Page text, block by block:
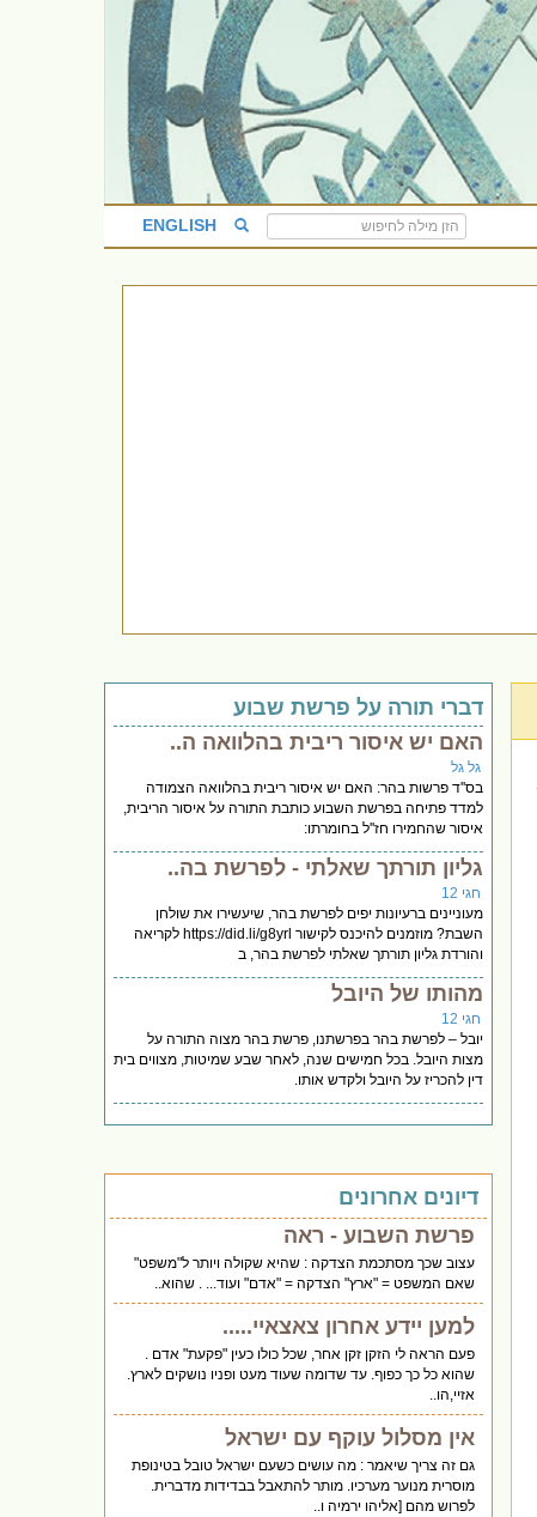
ENGLISH
דברי תורה על פרשת שבוע
האם יש איסור ריבית בהלוואה ה..
גל גל
בס''ד פרשות בהר: האם יש איסור ריבית בהלוואה הצמודה
למדד פתיחה בפרשת השבוע כותבת התורה על איסור הריבית,
איסור שהחמירו חז''ל בחומרתו:
גליון תורתך שאלתי - לפרשת בה..
חגי 12
מעוניינים ברעיונות יפים לפרשת בהר, שיעשירו את שולחן
השבת? מוזמנים להיכנס לקישור https://did.li/g8yrl לקריאה
והורדת גליון תורתך שאלתי לפרשת בהר, ב
מהותו של היובל
חגי 12
יובל – לפרשת בהר בפרשתנו, פרשת בהר מצוה התורה על
מצות היובל. בכל חמישים שנה, לאחר שבע שמיטות, מצווים בית
דין להכריז על היובל ולקדש אותו.
דיונים אחרונים
פרשת השבוע - ראה
עצוב שכך מסתכמת הצדקה : שהיא שקולה ויותר ל"משפט"
שאם המשפט = "ארץ" הצדקה = "אדם" ועוד... . שהוא..
למען יידע אחרון צאצאיי.....
פעם הראה לי הזקן זקן אחר, שכל כולו כעין "פקעת" אדם .
שהוא כל כך כפוף. עד שדומה שעוד מעט ופניו נושקים לארץ.
אזיי,הו..
אין מסלול עוקף עם ישראל
גם זה צריך שיאמר : מה עושים כשעם ישראל טובל בטינופת
מוסרית מנוער מערכיו. מותר להתאבל בבדידות מדברית.
לפרוש מהם [אליהו ירמיה ו..